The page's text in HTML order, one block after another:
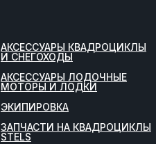
АКСЕССУАРЫ КВАДРОЦИКЛЫ
И СНЕГОХОДЫ
АКСЕССУАРЫ ЛОДОЧНЫЕ
МОТОРЫ И ЛОДКИ
ЭКИПИРОВКА
ЗАПЧАСТИ НА КВАДРОЦИКЛЫ
STELS